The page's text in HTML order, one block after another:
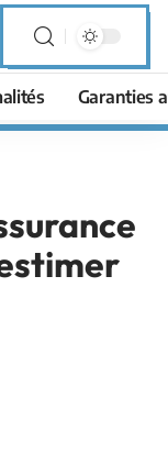
Garanties